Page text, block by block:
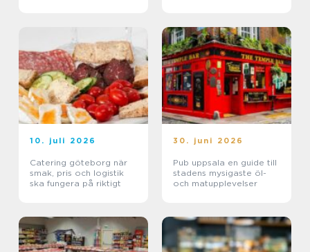
10. juli 2026
Catering göteborg när
smak, pris och logistik
ska fungera på riktigt
30. juni 2026
Pub uppsala en guide till
stadens mysigaste öl-
och matupplevelser